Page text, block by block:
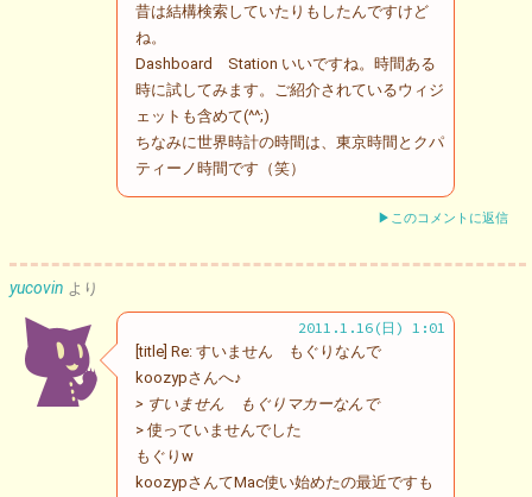
昔は結構検索していたりもしたんですけど
ね。
Dashboard Station いいですね。時間ある
時に試してみます。ご紹介されているウィジ
ェットも含めて(^^;)
ちなみに世界時計の時間は、東京時間とクパ
ティーノ時間です（笑）
▶このコメントに返信
yucovin より
2011.1.16(日) 1:01
[title] Re: すいません もぐりなんで
koozypさんへ♪
> すいません もぐりマカーなんで
> 使っていませんでした
もぐりw
koozypさんてMac使い始めたの最近ですも